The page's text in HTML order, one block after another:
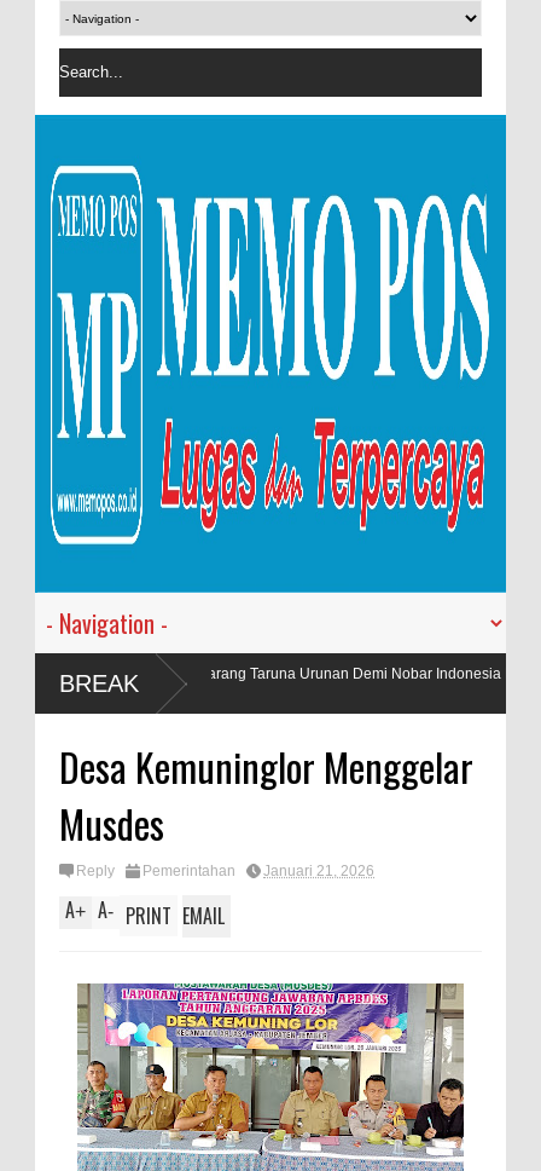
BREAK
Karang Taruna Urunan Demi Nobar Indonesia Lawan
PT.
Desa Kemuninglor Menggelar
Musdes
Reply Pemerintahan Januari 21, 2026
A+ A- PRINT EMAIL